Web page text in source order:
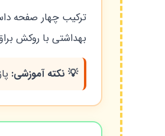
بهداشتی با روکش
💡 نکته آموزشی: